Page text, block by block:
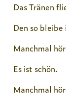
Das Tränen
Den so
Manchmal
Es ist schön.
Manchmal